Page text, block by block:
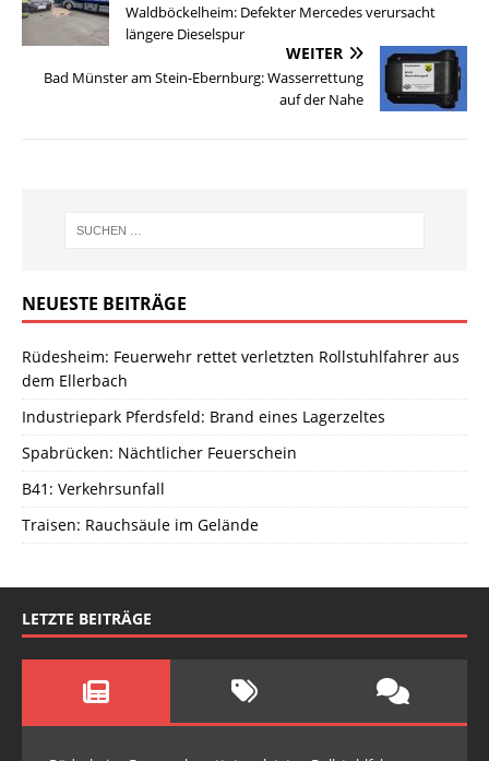
Waldböckelheim: Defekter Mercedes verursacht
längere Dieselspur
WEITER
Bad Münster am Stein-Ebernburg: Wasserrettung
auf der Nahe
NEUESTE BEITRÄGE
Rüdesheim: Feuerwehr rettet verletzten Rollstuhlfahrer aus
dem Ellerbach
Industriepark Pferdsfeld: Brand eines Lagerzeltes
Spabrücken: Nächtlicher Feuerschein
B41: Verkehrsunfall
Traisen: Rauchsäule im Gelände
LETZTE BEITRÄGE